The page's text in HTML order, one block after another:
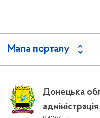
Мапа порталу
Донецька
адміністрація